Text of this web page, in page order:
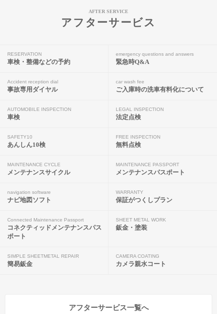
AFTER SERVICE
アフターサービス
RESERVATION
車検・整備などの予約
emergency questions and answers
緊急時Q&A
Accident reception dial
事故専用ダイヤル
car wash fee
ご入庫時の洗車有料化について
AUTOMOBILE INSPECTION
車検
LEGAL INSPECTION
法定点検
SAFETY10
あんしん10検
FREE INSPECTION
無料点検
MAINTENANCE CYCLE
メンテナンスサイクル
MAINTENANCE PASSPORT
メンテナンスパスポート
navigation software
ナビ地図ソフト
WARRANTY
保証がつくしプラン
Connected Maintenance Passport
コネクティッドメンテナンスパス
ポート
SHEET METAL WORK
鈑金・塗装
SIMPLE SHEETMETAL REPAIR
簡易鈑金
CAMERA COATING
カメラ親水コート
アフターサービス一覧へ